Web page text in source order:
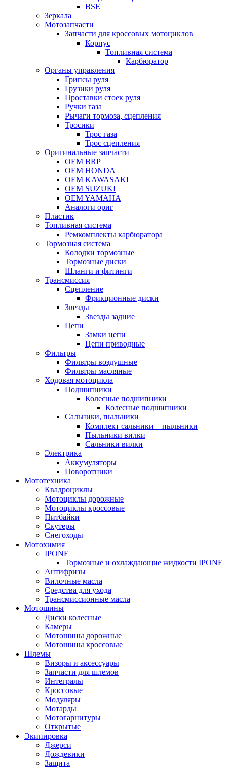
BSE
Зеркала
Мотозапчасти
Запчасти для кроссовых мотоциклов
Корпус
Топливная система
Карбюратор
Органы управления
Грипсы руля
Грузики руля
Проставки стоек руля
Ручки газа
Рычаги тормоза, сцепления
Тросики
Трос газа
Трос сцепления
Оригинальные запчасти
OEM BRP
OEM HONDA
OEM KAWASAKI
OEM SUZUKI
OEM YAMAHA
Аналоги ориг
Пластик
Топливная система
Ремкомплекты карбюратора
Тормозная система
Колодки тормозные
Тормозные диски
Шланги и фитинги
Трансмиссия
Cцепление
Фрикционные диски
Звезды
Звезды задние
Цепи
Замки цепи
Цепи приводные
Фильтры
Фильтры воздушные
Фильтры масляные
Ходовая мотоцикла
Подшипники
Колесные подшипники
Колесные подшипники
Сальники, пыльники
Комплект сальники + пыльники
Пыльники вилки
Сальники вилки
Электрика
Аккумуляторы
Поворотники
Мототехника
Квадроциклы
Мотоциклы дорожные
Мотоциклы кроссовые
Питбайки
Скутеры
Снегоходы
Мотохимия
IPONE
Тормозные и охлаждающие жидкости IPONE
Антифризы
Вилочные масла
Средства для ухода
Трансмиссионные масла
Мотошины
Диски колесные
Камеры
Мотошины дорожные
Мотошины кроссовые
Шлемы
Визоры и аксессуары
Запчасти для шлемов
Интегралы
Кроссовые
Модуляры
Мотарды
Мотогарнитуры
Открытые
Экипировка
Джерси
Дождевики
Защита